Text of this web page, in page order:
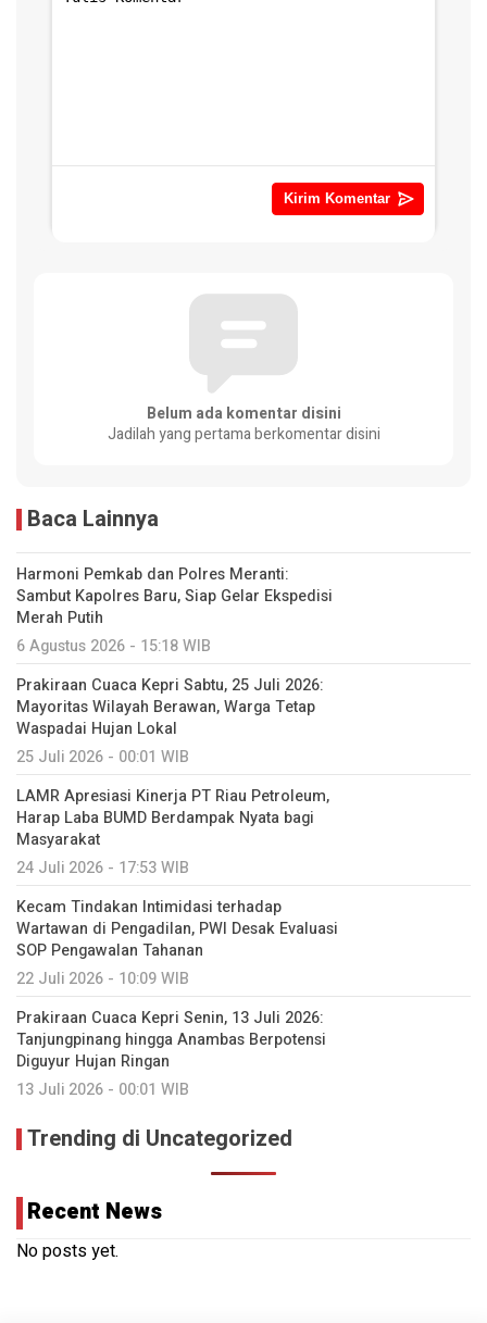
Belum ada komentar disini
Jadilah yang pertama berkomentar disini
Baca Lainnya
Harmoni Pemkab dan Polres Meranti:
Sambut Kapolres Baru, Siap Gelar Ekspedisi
Merah Putih
6 Agustus 2026 - 15:18 WIB
Prakiraan Cuaca Kepri Sabtu, 25 Juli 2026:
Mayoritas Wilayah Berawan, Warga Tetap
Waspadai Hujan Lokal
25 Juli 2026 - 00:01 WIB
LAMR Apresiasi Kinerja PT Riau Petroleum,
Harap Laba BUMD Berdampak Nyata bagi
Masyarakat
24 Juli 2026 - 17:53 WIB
Kecam Tindakan Intimidasi terhadap
Wartawan di Pengadilan, PWI Desak Evaluasi
SOP Pengawalan Tahanan
22 Juli 2026 - 10:09 WIB
Prakiraan Cuaca Kepri Senin, 13 Juli 2026:
Tanjungpinang hingga Anambas Berpotensi
Diguyur Hujan Ringan
13 Juli 2026 - 00:01 WIB
Trending di Uncategorized
Recent News
No posts yet.